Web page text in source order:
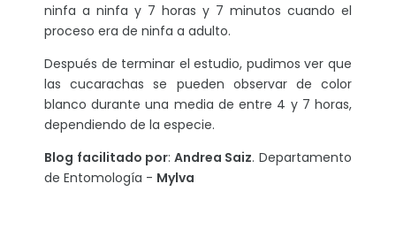
ninfa a ninfa y 7 horas y 7 minutos cuando el
proceso era de ninfa a adulto.
Después de terminar el estudio, pudimos ver que
las cucarachas se pueden observar de color
blanco durante una media de entre 4 y 7 horas,
dependiendo de la especie.
Blog facilitado por: Andrea Saiz. Departamento
de Entomología - Mylva